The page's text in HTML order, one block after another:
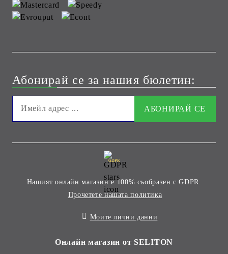
Абонирай се за нашия бюлетин:
GDPR
Нашият онлайн магазин е 100% съобразен с GDPR.
Прочетете нашата политика
Моите лични данни
Онлайн магазин от SELITON